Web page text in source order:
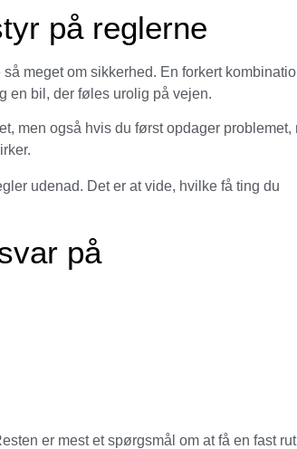
på reglerne
meget om sikkerhed. En forkert
en bil, der føles urolig på vejen.
men også hvis du først opdager problemet,
udenad. Det er at vide, hvilke få ting du
på
er mest et spørgsmål om at få en fast